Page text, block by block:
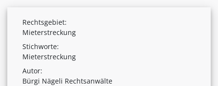
Rechtsgebiet:
Mieterstreckung
Stichworte:
Mieterstreckung
Autor:
Bürgi Nägeli Rechtsanwälte